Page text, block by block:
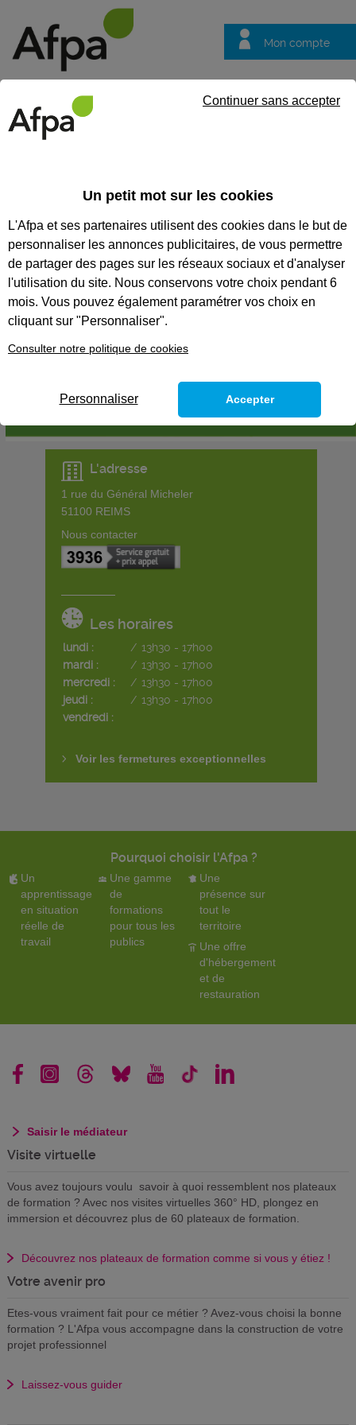
Mon compte
questions
CHAMPAGNE ARDENNE
L'adresse
1 rue du Général Micheler
51100 REIMS
Nous contacter
Les horaires
lundi : / 13h30 - 17h00
mardi :
/ 13h30 - 17h00
mercredi :
/ 13h30 - 17h00
jeudi :
/ 13h30 - 17h00
vendredi :
Voir les fermetures exceptionnelles
Pourquoi choisir l'Afpa ?
Un
apprentissage
en situation
réelle de
travail
Une gamme
de
formations
pour tous les
publics
Une
présence sur
tout le
territoire
Une offre
d'hébergement
et de
restauration
Saisir le médiateur
Visite virtuelle
Vous avez toujours voulu savoir à quoi ressemblent nos plateaux
de formation ? Avec nos visites virtuelles 360° HD, plongez en
immersion et découvrez plus de 60 plateaux de formation.
Découvrez nos plateaux de formation comme si vous y étiez !
Votre avenir pro
Etes-vous vraiment fait pour ce métier ? Avez-vous choisi la bonne
formation ? L'Afpa vous accompagne dans la construction de votre
projet professionnel
Laissez-vous guider
Un petit mot sur les cookies
L'Afpa et ses partenaires utilisent des cookies dans le but de
personnaliser les annonces publicitaires, de vous permettre
de partager des pages sur les réseaux sociaux et d'analyser
l'utilisation du site. Nous conservons votre choix pendant 6
mois. Vous pouvez également paramétrer vos choix en
cliquant sur "Personnaliser".
Consulter notre politique de cookies
Continuer sans accepter
Personnaliser Accepter